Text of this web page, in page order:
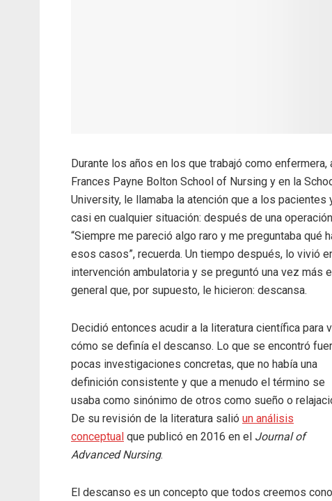
Durante los años en los que trabajó como enfermera,
Frances Payne Bolton School of Nursing y en la
University, le llamaba la atención que a los
casi en cualquier situación: después de una
“Siempre me pareció algo raro y me preguntaba qué
esos casos”, recuerda. Un tiempo después, lo vivió
intervención ambulatoria y se preguntó una vez
general que, por supuesto, le hicieron: descansa.
Decidió entonces acudir a la literatura científica para
cómo se definía el descanso. Lo que se encontró
pocas investigaciones concretas, que no había una
definición consistente y que a menudo el término se
usaba como sinónimo de otros como sueño o
De su revisión de la literatura salió un análisis
conceptual que publicó en 2016 en el Journal of
Advanced Nursing.
El descanso es un concepto que todos creemos